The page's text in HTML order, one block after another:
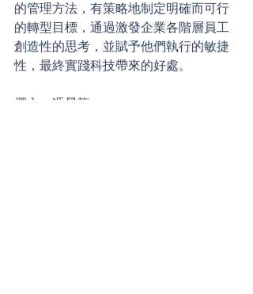
的管理方法，有策略地制定明確而可行
的轉型目標，通過激發企業各階層員工
創造性的思考，並賦予他們執行的敏捷
性，最終實踐科技帶來的好處。
撰文：馮景龍